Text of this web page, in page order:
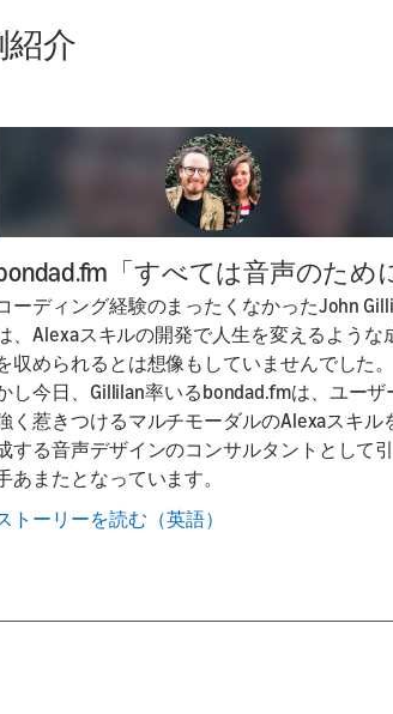
介
「すべては音声のため
ーディング経験のまったくなかったJohn
、Alexaスキルの開発で人生を変えるような
収められるとは想像もしていませんでした
し今日、Gillilan率いるbondad.fmは、ユーザ
く惹きつけるマルチモーダルのAlexaスキル
する音声デザインのコンサルタントとして引
あまたとなっています。
トーリーを読む（英語）